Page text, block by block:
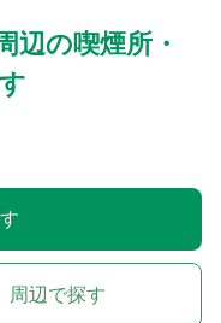
辺の喫煙所・
周辺で探す